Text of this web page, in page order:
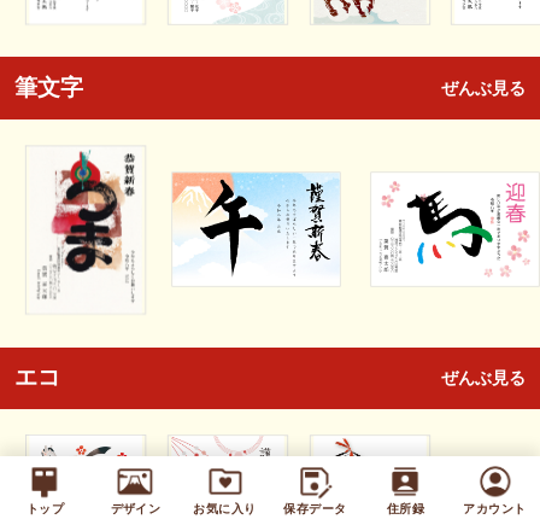
トップ デザイン お気に入り 保存データ 住所録 アカウント
筆文字 ぜんぶ見る
エコ ぜんぶ見る